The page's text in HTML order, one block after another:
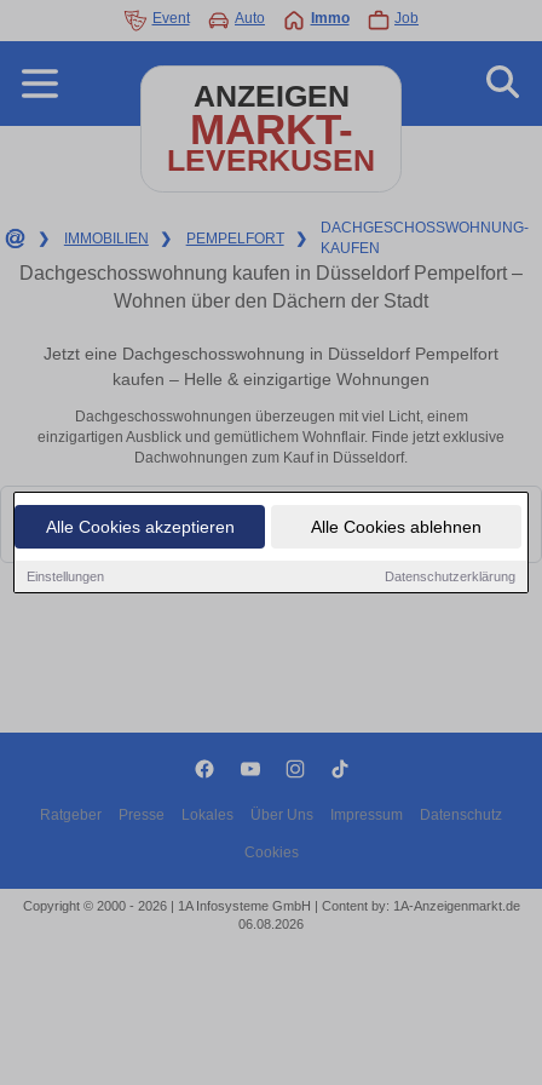
Alle Cookies akzeptieren Alle Cookies ablehnen
Einstellungen Datenschutzerklärung
Event Auto Immo Job
ANZEIGEN
MARKT-
LEVERKUSEN
❯ IMMOBILIEN ❯ PEMPELFORT ❯
DACHGESCHOSSWOHNUNG-
KAUFEN
Dachgeschosswohnung kaufen in Düsseldorf Pempelfort –
Wohnen über den Dächern der Stadt
Jetzt eine Dachgeschosswohnung in Düsseldorf Pempelfort
kaufen – Helle & einzigartige Wohnungen
Dachgeschosswohnungen überzeugen mit viel Licht, einem
einzigartigen Ausblick und gemütlichem Wohnflair. Finde jetzt exklusive
Dachwohnungen zum Kauf in Düsseldorf.
Leider konnten wir derzeit keine passenden Objekte finden. Schauen Sie
bald wieder vorbei!
Ratgeber Presse Lokales Über Uns Impressum Datenschutz
Cookies
Copyright © 2000 - 2026 | 1A Infosysteme GmbH | Content by: 1A-Anzeigenmarkt.de
06.08.2026